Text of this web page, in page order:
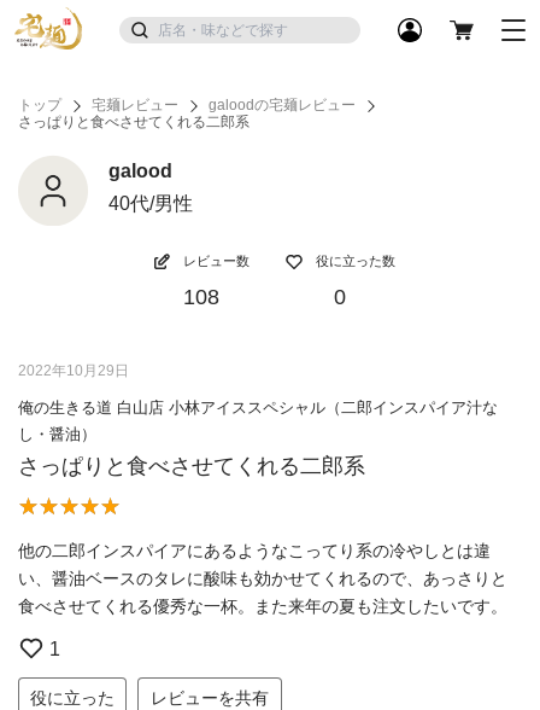
トップ 宅麺レビュー
galoodの宅麺レビュー
さっぱりと食べさせてくれる二郎系
galood
40代/男性
レビュー数
108
役に立った数
0
2022年10月29日
俺の生きる道 白山店 小林アイススペシャル（二郎インスパイア汁な
し・醤油）
さっぱりと食べさせてくれる二郎系
他の二郎インスパイアにあるようなこってり系の冷やしとは違
い、醤油ベースのタレに酸味も効かせてくれるので、あっさりと
食べさせてくれる優秀な一杯。また来年の夏も注文したいです。
1
役に立った レビューを共有